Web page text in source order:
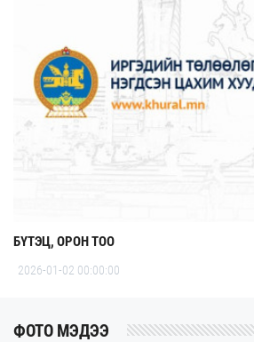
БҮТЭЦ, ОРОН ТОО
2026-01-02 00:00:00
ФОТО МЭДЭЭ